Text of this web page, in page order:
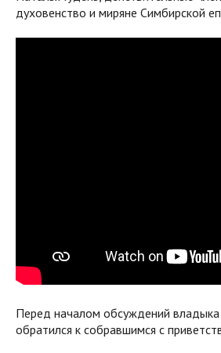
духовенство и миряне Симбирской
Перед началом обсуждений
обратился к собравшимся с